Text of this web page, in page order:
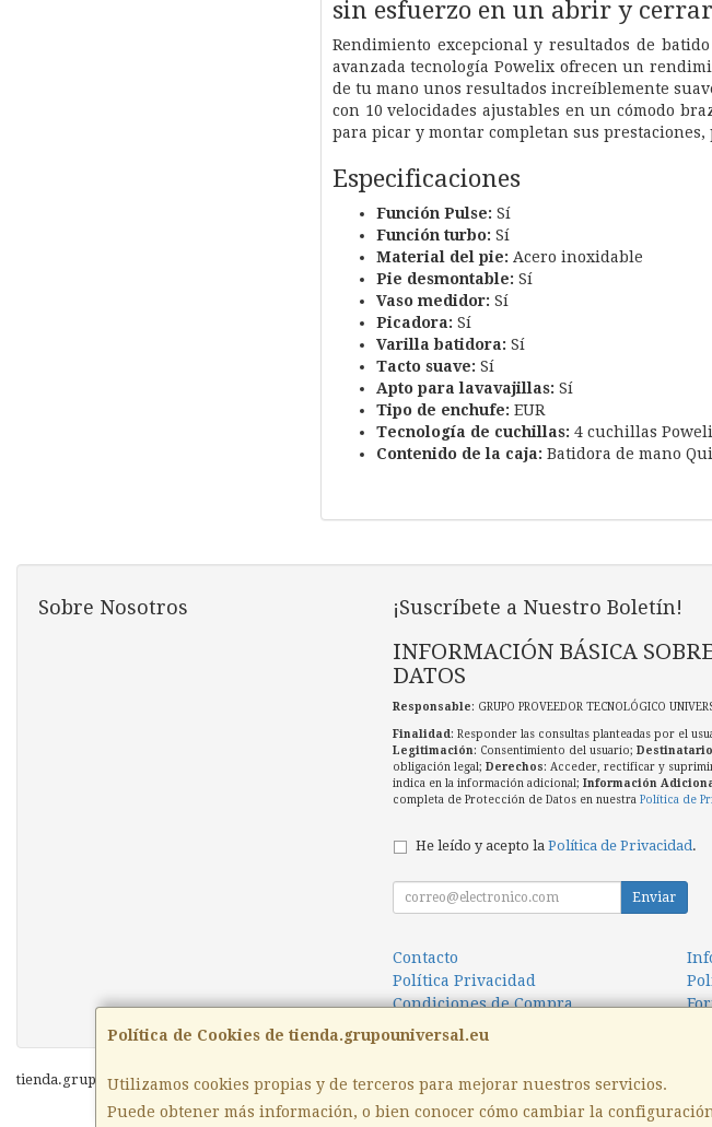
sin esfuerzo en un abrir y cerrar
Rendimiento excepcional y resultados de
avanzada tecnología Powelix ofrecen un
de tu mano unos resultados increíblemente
con 10 velocidades ajustables en un cómodo
para picar y montar completan sus
Especificaciones
Función Pulse: Sí
Función turbo: Sí
Material del pie: Acero inoxidable
Pie desmontable: Sí
Vaso medidor: Sí
Picadora: Sí
Varilla batidora: Sí
Tacto suave: Sí
Apto para lavavajillas: Sí
Tipo de enchufe: EUR
Tecnología de cuchillas: 4 cuchillas
Contenido de la caja: Batidora de mano
Política de Cookies de tienda.grupouniversal.eu
Utilizamos cookies propias y de terceros para mejorar nuestros servicios.
Puede obtener más información, o bien conocer cómo cambiar la
Sobre Nosotros ¡Suscríbete a Nuestro Boletín!
INFORMACIÓN BÁSICA
DATOS
Responsable: GRUPO PROVEEDOR TECNOLÓGICO
Finalidad: Responder las consultas planteadas por el
Legitimación: Consentimiento del usuario;
obligación legal; Derechos: Acceder, rectificar y
indica en la información adicional; Información
completa de Protección de Datos en nuestra Política de
He leído y acepto la Política de Privacidad.
Enviar
Contacto
Política Privacidad
Condiciones de Compra
tienda.grupouniversal.eu © 2026
, , , , España. -